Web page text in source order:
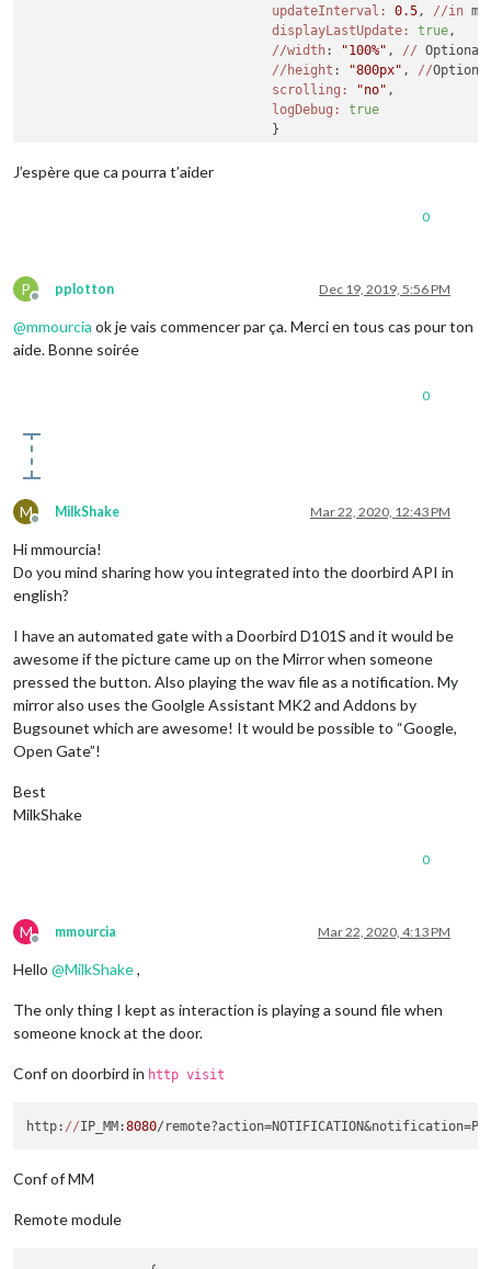
updateInterval:
0.5 , //in
displayLastUpdate:
true ,
//width: "100%" , //
//height : "800px" , //
scrolling:
"no" ,
logDebug:
true
J’espère que ca pourra t’aider
0
P
Offline
pplotton Dec 19, 2019, 5:56 PM
@mmourcia ok je vais commencer par ça. Merci en tous cas pour ton
aide. Bonne soirée
0
M
Offline
MilkShake Mar 22, 2020, 12:43 PM
Hi mmourcia!
Do you mind sharing how you integrated into the doorbird API in
english?
I have an automated gate with a Doorbird D101S and it would be
awesome if the picture came up on the Mirror when someone
pressed the button. Also playing the wav file as a notification. My
mirror also uses the Goolgle Assistant MK2 and Addons by
Bugsounet which are awesome! It would be possible to “Google,
Open Gate”!
Best
MilkShake
0
M
Offline
mmourcia Mar 22, 2020, 4:13 PM
Hello @MilkShake,
The only thing I kept as interaction is playing a sound file when
someone knock at the door.
Conf on doorbird in http visit
http: //IP_MM:8080/
Conf of MM
Remote module